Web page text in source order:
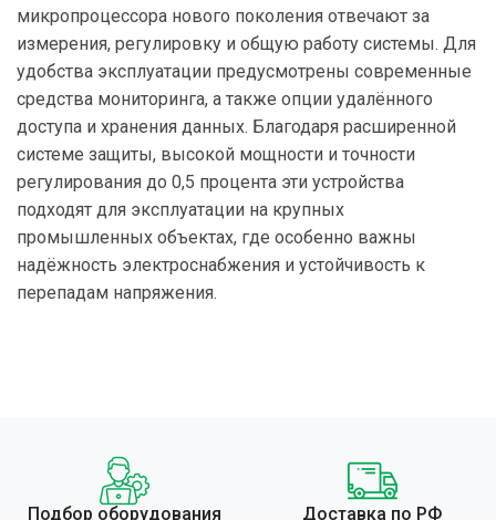
микропроцессора нового поколения отвечают за
измерения, регулировку и общую работу системы. Для
удобства эксплуатации предусмотрены современные
средства мониторинга, а также опции удалённого
доступа и хранения данных. Благодаря расширенной
системе защиты, высокой мощности и точности
регулирования до 0,5 процента эти устройства
подходят для эксплуатации на крупных
промышленных объектах, где особенно важны
надёжность электроснабжения и устойчивость к
перепадам напряжения.
Подбор оборудования Доставка по РФ